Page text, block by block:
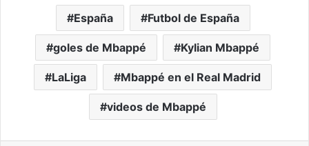
España Futbol de España
goles de Mbappé Kylian Mbappé
LaLiga Mbappé en el Real Madrid
videos de Mbappé